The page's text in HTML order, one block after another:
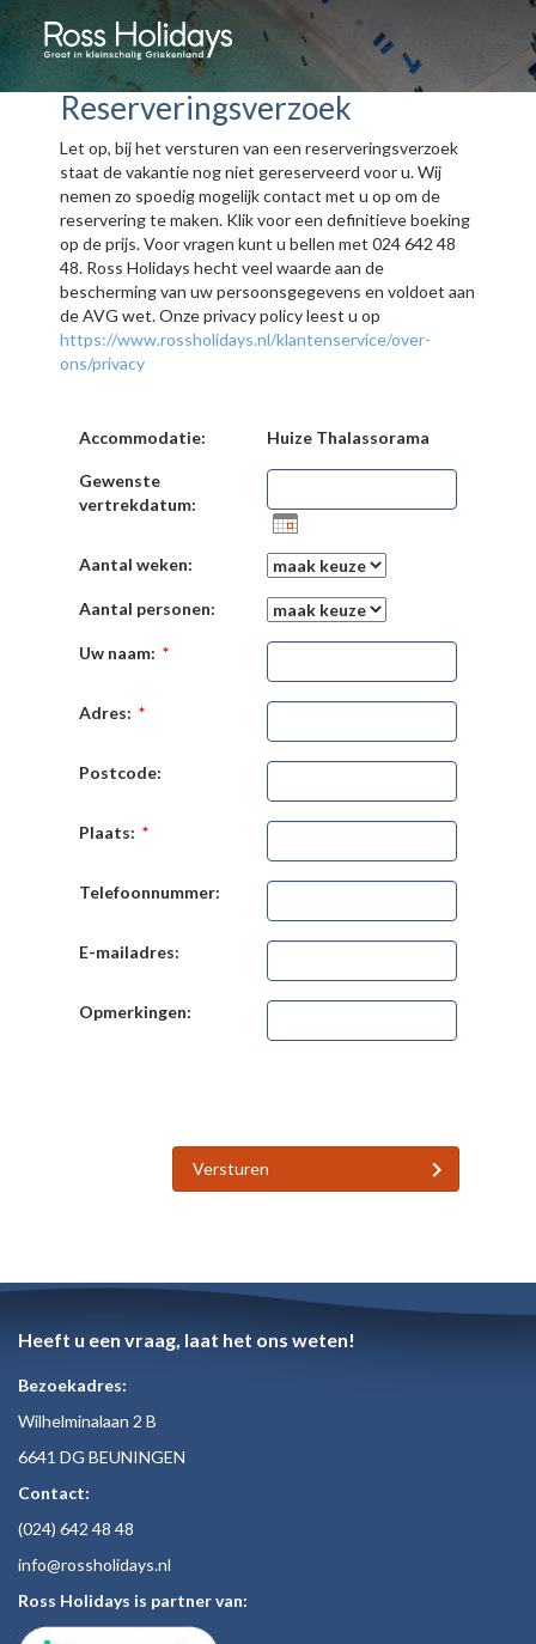
Reserveringsverzoek
Let op, bij het versturen van een reserveringsverzoek
staat de vakantie nog niet gereserveerd voor u. Wij
nemen zo spoedig mogelijk contact met u op om de
reservering te maken. Klik voor een definitieve boeking
op de prijs. Voor vragen kunt u bellen met 024 642 48
48. Ross Holidays hecht veel waarde aan de
bescherming van uw persoonsgegevens en voldoet aan
de AVG wet. Onze privacy policy leest u op
https://www.rossholidays.nl/klantenservice/over-
ons/privacy
Accommodatie: Huize Thalassorama
Gewenste
vertrekdatum:
Aantal weken:
Aantal personen:
Uw naam: *
Adres: *
Postcode:
Plaats: *
Telefoonnummer:
E-mailadres:
Opmerkingen:
Versturen
Heeft u een vraag, laat het ons weten!
Bezoekadres:
Wilhelminalaan 2 B
6641 DG BEUNINGEN
Contact:
(024) 642 48 48
info@rossholidays.nl
Ross Holidays is partner van: